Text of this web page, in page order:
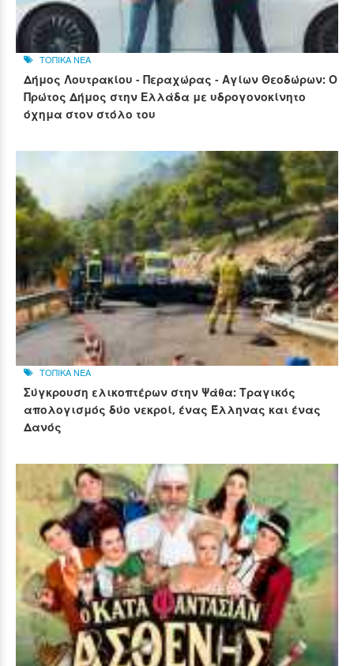
ΤΟΠΙΚΑ ΝΕΑ
Δήμος Λουτρακίου - Περαχώρας - Αγίων Θεοδώρων: Ο
Πρώτος Δήμος στην Ελλάδα με υδρογονοκίνητο
όχημα στον στόλο του
ΤΟΠΙΚΑ ΝΕΑ
Σύγκρουση ελικοπτέρων στην Ψάθα: Τραγικός
απολογισμός δύο νεκροί, ένας Έλληνας και ένας
Δανός